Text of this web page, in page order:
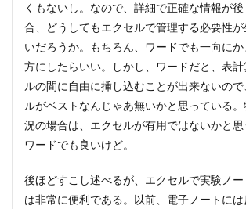
くもないし。なので、詳細で正確な情報が
合、どうしてもエクセルで管理する必要性
いだろうか。もちろん、ワードでも一向に
方にしたらいい。しかし、ワードだと、表
ルの間に自由に挿し込むことが出来ないの
ルがベストなんじゃあ無いかと思っている
況の場合は、エクセルが有用ではないかと思
ワードでも良いけど。
後ほどすこし述べるが、エクセルで実験ノ
は非常に便利である。以前、電子ノートには